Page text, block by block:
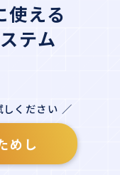
使える
テム
ください ／
めし